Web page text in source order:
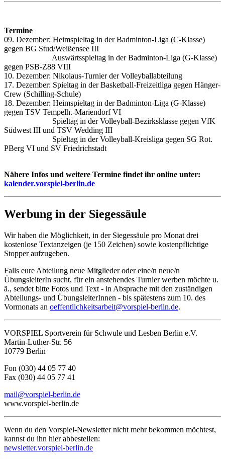
Termine
09. Dezember: Heimspieltag in der Badminton-Liga (C-Klasse)
gegen BG Stud/Weißensee III
Auswärtsspieltag in der Badminton-Liga (G-Klasse)
gegen PSB-Z88 VIII
10. Dezember: Nikolaus-Turnier der Volleyballabteilung
17. Dezember: Spieltag in der Basketball-Freizeitliga gegen Hänger-
Crew (Schilling-Schule)
18. Dezember: Heimspieltag in der Badminton-Liga (G-Klasse)
gegen TSV Tempelh.-Mariendorf VI
Spieltag in der Volleyball-Bezirksklasse gegen VfK
Südwest III und TSV Wedding III
Spieltag in der Volleyball-Kreisliga gegen SG Rot.
PBerg VI und SV Friedrichstadt
Nähere Infos und weitere Termine findet ihr online unter:
kalender.vorspiel-berlin.de
Werbung in der Siegessäule
Wir haben die Möglichkeit, in der Siegessäule pro Monat drei
kostenlose Textanzeigen (je 150 Zeichen) sowie kostenpflichtige
Stopper aufzugeben.
Falls eure Abteilung neue Mitglieder oder eine/n neue/n
ÜbungsleiterIn sucht, für ein anstehendes Turnier werben möchte u.
ä., sendet bitte Fotos und Text ‑ in Absprache mit den zuständigen
Abteilungs- und ÜbungsleiterInnen - bis spätestens zum 10. des
Vormonats an oeffentlichkeitsarbeit@vorspiel-berlin.de.
VORSPIEL Sportverein für Schwule und Lesben Berlin e.V.
Martin-Luther-Str. 56
10779 Berlin
Fon (030) 44 05 77 40
Fax (030) 44 05 77 41
mail@vorspiel-berlin.de
www.vorspiel-berlin.de
Wenn du den Vorspiel-Newsletter nicht mehr bekommen möchtest,
kannst du ihn hier abbestellen:
newsletter.vorspiel-berlin.de